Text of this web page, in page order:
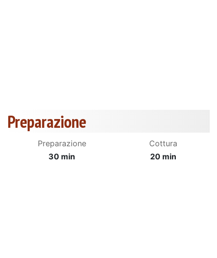
Preparazione
Preparazione
30 min
Cottura
20 min